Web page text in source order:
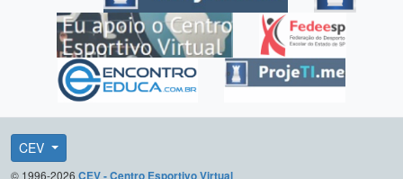
CEV
© 1996-2026 CEV - Centro Esportivo Virtual